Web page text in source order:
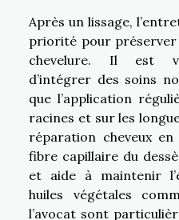
Après un lissage,
priorité pour préserver
chevelure. Il est
d’intégrer des soins
que l’application
racines et sur les
réparation cheveux
fibre capillaire du
et aide à maintenir
huiles végétales
l’avocat sont